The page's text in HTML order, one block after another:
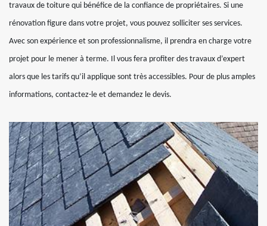
travaux de toiture qui bénéfice de la confiance de propriétaires. Si une
rénovation figure dans votre projet, vous pouvez solliciter ses services.
Avec son expérience et son professionnalisme, il prendra en charge votre
projet pour le mener à terme. Il vous fera profiter des travaux d’expert
alors que les tarifs qu’il applique sont très accessibles. Pour de plus amples
informations, contactez-le et demandez le devis.